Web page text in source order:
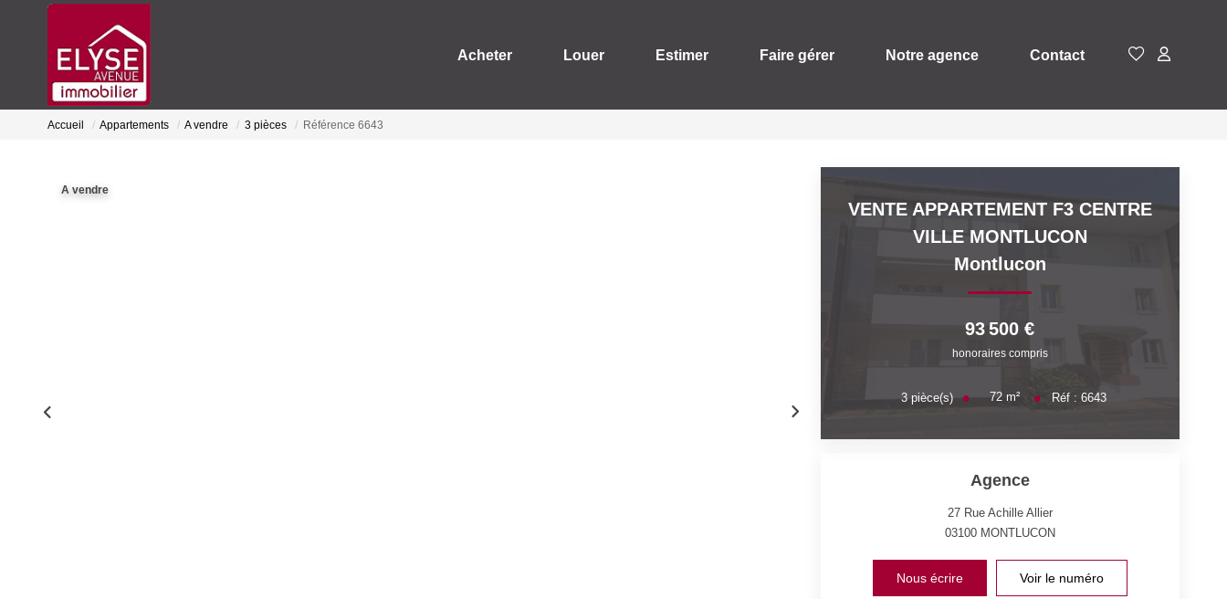
Acheter Louer Estimer Faire gérer Notre agence Contact
Accueil Appartements A vendre 3 pièces Référence 6643
A vendre
VENTE APPARTEMENT F3 CENTRE
VILLE MONTLUCON
Montlucon
93 500 €
honoraires compris
3 pièce(s) 72 m² Réf : 6643
Agence
27 Rue Achille Allier
03100 MONTLUCON
Nous écrire Voir le numéro